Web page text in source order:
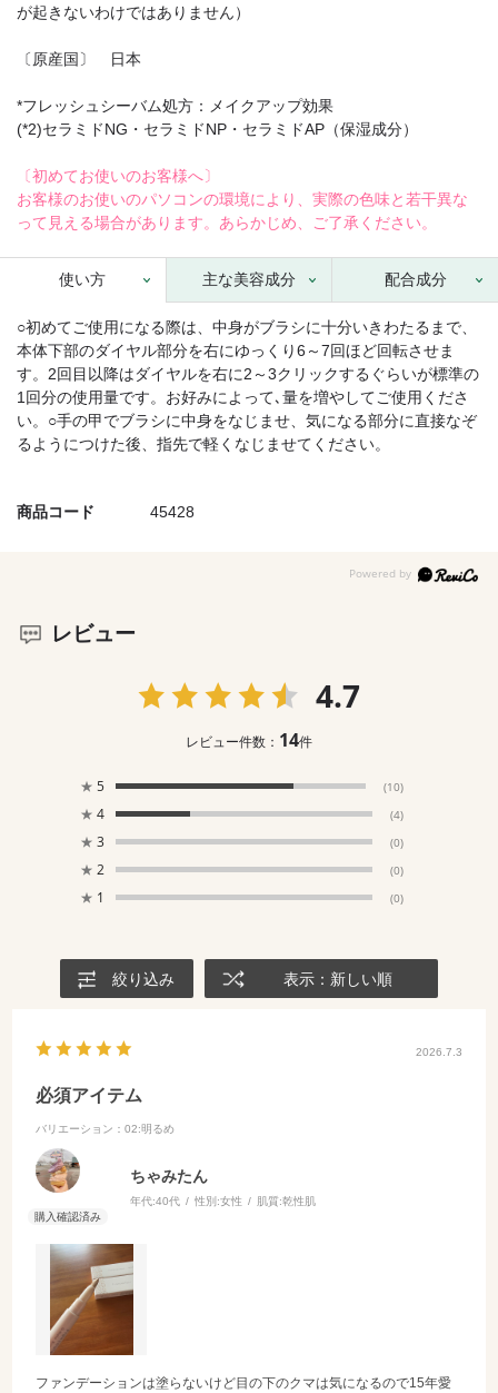
商品コード 45428
が起きないわけではありません）
〔原産国〕 日本
*フレッシュシーバム処方：メイクアップ効果
(*2)セラミドNG・セラミドNP・セラミドAP（保湿成分）
〔初めてお使いのお客様へ〕
お客様のお使いのパソコンの環境により、実際の色味と若干異な
って見える場合があります。あらかじめ、ご了承ください。
使い方 主な美容成分 配合成分
○初めてご使用になる際は、中身がブラシに十分いきわたるまで、
本体下部のダイヤル部分を右にゆっくり6～7回ほど回転させま
す。2回目以降はダイヤルを右に2～3クリックするぐらいが標準の
1回分の使用量です。お好みによって､量を増やしてご使用くださ
い。○手の甲でブラシに中身をなじませ、気になる部分に直接なぞ
るようにつけた後、指先で軽くなじませてください。
レビュー
4.7
レビュー件数： 14件
★ 5 (10)
★ 4 (4)
★ 3 (0)
★ 2 (0)
★ 1 (0)
絞り込み 表示：新しい順
2026.7.3
必須アイテム
バリエーション：02:明るめ
ちゃみたん
年代:40代 性別:女性 肌質:乾性肌
ファンデーションは塗らないけど目の下のクマは気になるので15年愛